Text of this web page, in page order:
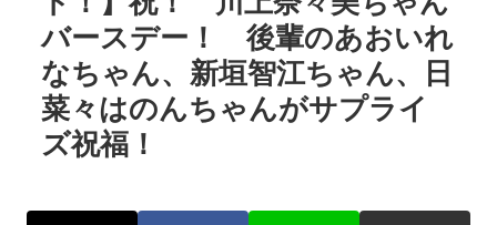
バースデー！ 後輩のあおいれ
なちゃん、新垣智江ちゃん、日
菜々はのんちゃんがサプライ
ズ祝福！